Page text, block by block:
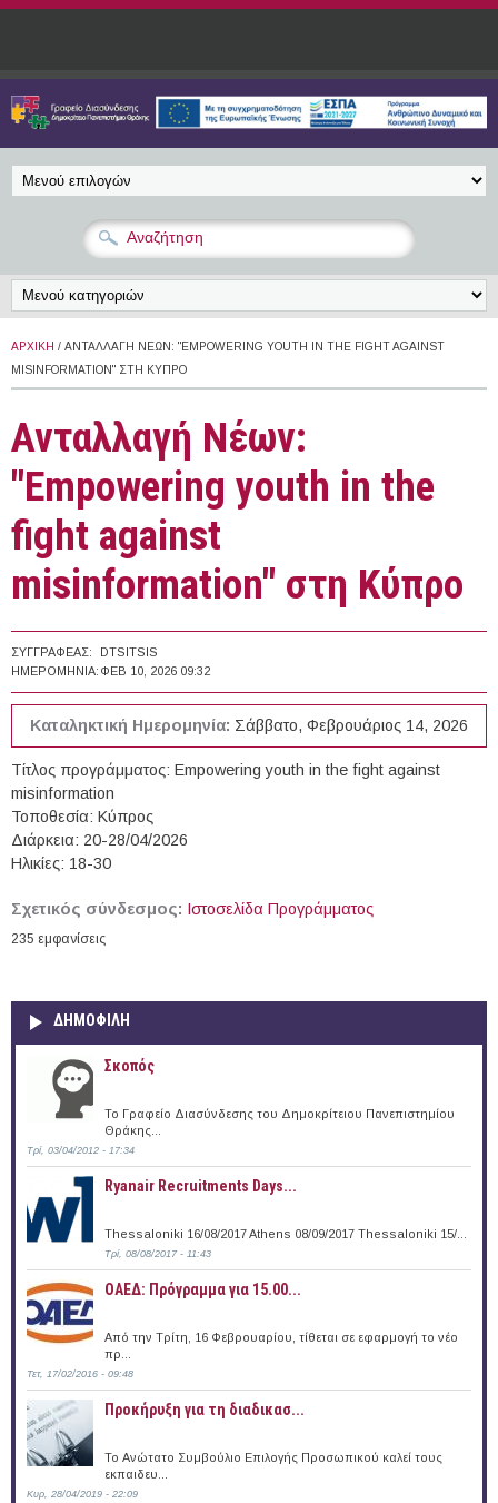
Παράκαμψη προς το κυρίως περιεχόμενο
ΑΡΧΙΚΉ / ΑΝΤΑΛΛΑΓΉ ΝΈΩΝ: "EMPOWERING YOUTH IN THE FIGHT AGAINST
MISINFORMATION" ΣΤΗ ΚΎΠΡΟ
Ανταλλαγή Νέων:
"Empowering youth in the
fight against
misinformation" στη Κύπρο
ΣΥΓΓΡΑΦΈΑΣ:
DTSITSIS
ΗΜΕΡΟΜΗΝΊΑ: ΦΕΒ 10, 2026 09:32
Καταληκτική Ημερομηνία: Σάββατο, Φεβρουάριος 14, 2026
Τίτλος προγράμματος: Empowering youth in the fight against
misinformation
Τοποθεσία: Κύπρος
Διάρκεια: 20-28/04/2026
Ηλικίες: 18-30
Σχετικός σύνδεσμος: Ιστοσελίδα Προγράμματος
235 εμφανίσεις
ΔΗΜΟΦΙΛΗ
Σκοπός
Το Γραφείο Διασύνδεσης του Δημοκρίτειου Πανεπιστημίου
Θράκης...
Τρί, 03/04/2012 - 17:34
Ryanair Recruitments Days...
Thessaloniki 16/08/2017 Athens 08/09/2017 Thessaloniki 15/...
Τρί, 08/08/2017 - 11:43
ΟΑΕΔ: Πρόγραμμα για 15.00...
Από την Τρίτη, 16 Φεβρουαρίου, τίθεται σε εφαρμογή το νέο
πρ...
Τετ, 17/02/2016 - 09:48
Προκήρυξη για τη διαδικασ...
Το Ανώτατο Συμβούλιο Επιλογής Προσωπικού καλεί τους
εκπαιδευ...
Κυρ, 28/04/2019 - 22:09